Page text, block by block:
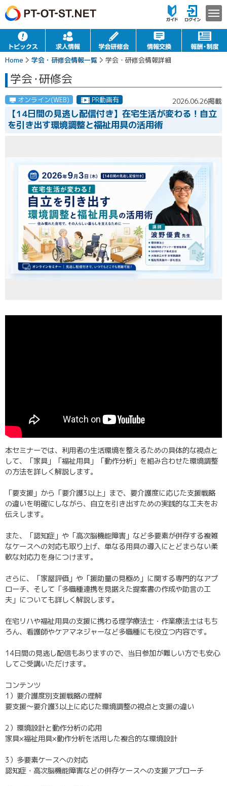
Home 学会・研修会情報一覧 学会・研修会情報詳細
学会・研修会
オンライン(WEB) PR動画有 2026.06.26掲載
【14日間の見逃し配信付き】在宅生活が変わる！自立
を引き出す環境調整と福祉用具の活用術
本セミナーでは、利用者の生活環境を整えるための具体的な視点と
して、「家具」「福祉用具」「動作分析」を組み合わせた環境調整
の方法を詳しく解説します。
「要支援」から「要介護3以上」まで、要介護度に応じた支援戦略
の違いを明確にしながら、自立を引き出すための実践的な工夫をお
伝えします。
また、「認知症」や「高次脳機能障害」など多要素が併存する複雑
なケースへの対応も取り上げ、単なる用具の導入にとどまらない柔
軟な対応力を身につけます。
さらに、「家屋評価」や「援助量の見極め」に関する専門的なアプ
ローチ、そして「多職種連携を見据えた提案書の作成や助言の工
夫」についても詳しく解説します。
在宅リハや福祉用具の支援に携わる理学療法士・作業療法士はもち
ろん、看護師やケアマネジャーなど多職種にも役立つ内容です。
14日間の見逃し配信もありますので、当日参加が難しい方でも安心
してご受講いただけます。
コンテンツ
1）要介護度別支援戦略の理解
要支援〜要介護3以上に応じた環境調整の視点と支援の違い
2）環境設計と動作分析の応用
家具×福祉用具×動作分析を活用した複合的な環境設計
3）多要素ケースへの対応
認知症・高次脳機能障害などの併存ケースへの支援アプローチ